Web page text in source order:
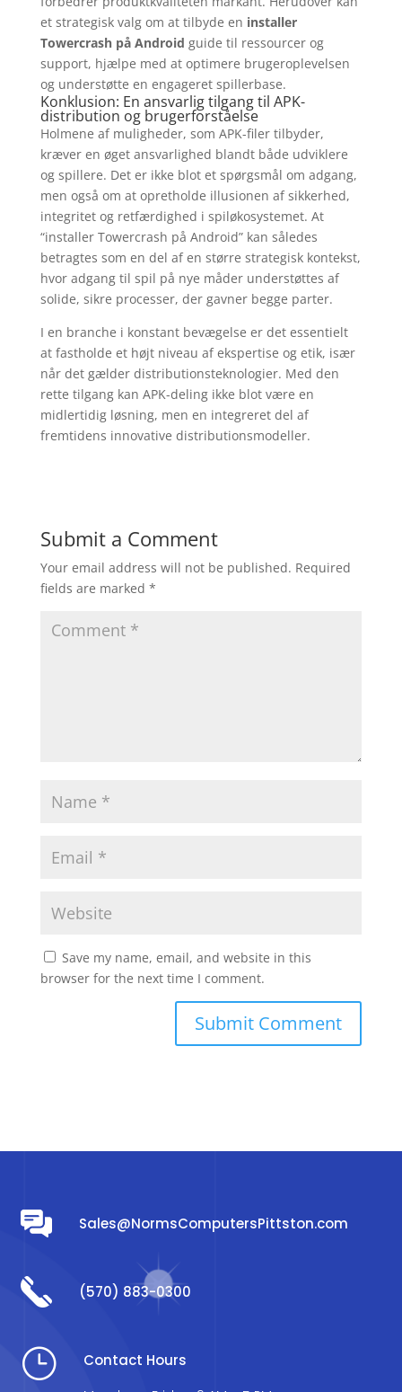
et strategisk valg om at tilbyde en installer
Towercrash på Android guide til ressourcer og
support, hjælpe med at optimere brugeroplevelsen
og understøtte en engageret spillerbase.
Konklusion: En ansvarlig tilgang til APK-
distribution og brugerforståelse
Holmene af muligheder, som APK-filer tilbyder,
kræver en øget ansvarlighed blandt både udviklere
og spillere. Det er ikke blot et spørgsmål om adgang,
men også om at opretholde illusionen af sikkerhed,
integritet og retfærdighed i spiløkosystemet. At
“installer Towercrash på Android” kan således
betragtes som en del af en større strategisk kontekst,
hvor adgang til spil på nye måder understøttes af
solide, sikre processer, der gavner begge parter.
I en branche i konstant bevægelse er det essentielt
at fastholde et højt niveau af ekspertise og etik, især
når det gælder distributionsteknologier. Med den
rette tilgang kan APK-deling ikke blot være en
midlertidig løsning, men en integreret del af
fremtidens innovative distributionsmodeller.
Submit a Comment
Your email address will not be published. Required
fields are marked *
Save my name, email, and website in this
browser for the next time I comment.
Sales@NormsComputersPittston.com
(570) 883-0300
} Contact Hours